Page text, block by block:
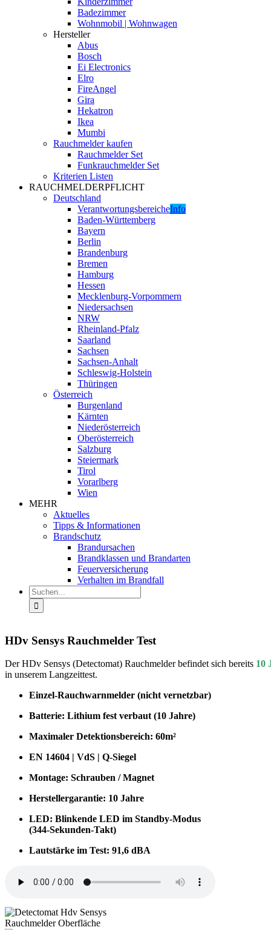
Badezimmer
Wohnmobil | Wohnwagen
Hersteller
Abus
Bosch
Ei Electronics
Elro
FireAngel
Gira
Hekatron
Ikea
Mumbi
Rauchmelder kaufen
Rauchmelder Set
Funkrauchmelder Set
Kriterien Listen
RAUCHMELDERPFLICHT
Deutschland
VerantwortungsbereicheInfo
Baden-Württemberg
Bayern
Berlin
Brandenburg
Bremen
Hamburg
Hessen
Mecklenburg-Vorpommern
Niedersachsen
NRW
Rheinland-Pfalz
Saarland
Sachsen
Sachsen-Anhalt
Schleswig-Holstein
Thüringen
Österreich
Burgenland
Kärnten
Niederösterreich
Oberösterreich
Salzburg
Steiermark
Tirol
Vorarlberg
Wien
MEHR
Aktuelles
Tipps & Informationen
Brandschutz
Brandursachen
Brandklassen und Brandarten
Feuerversicherung
Verhalten im Brandfall
Suche
nach:
HDv Sensys Rauchmelder Test
Der HDv Sensys (Detectomat) Rauchmelder befindet sich bereits 10
in unserem Langzeittest.
Einzel-Rauchwarnmelder (nicht vernetzbar)
Batterie: Lithium fest verbaut (10 Jahre)
Maximaler Detektionsbereich: 60m²
EN 14604 | VdS | Q-Siegel
Montage: Schrauben / Magnet
Herstellergarantie: 10 Jahre
LED: Blinkende LED im Standby-Modus
(344-Sekunden-Takt)
Lautstärke im Test: 91,6 dBA